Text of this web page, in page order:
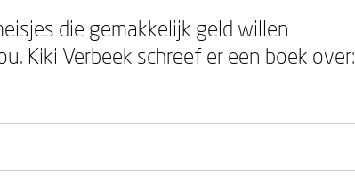
die gemakkelijk geld willen
Kiki Verbeek schreef er een boek over: